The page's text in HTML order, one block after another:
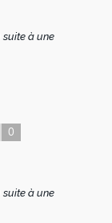
suite à une
0
suite à une